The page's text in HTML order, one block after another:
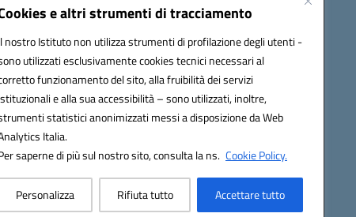
e altri strumenti di tracciamento
nostro Istituto non utilizza strumenti di profilazione degli utenti -
utilizzati esclusivamente cookies tecnici necessari al
funzionamento del sito, alla fruibilità dei servizi
e alla sua accessibilità – sono utilizzati, inoltre,
statistici anonimizzati messi a disposizione da Web
Italia.
saperne di più sul nostro sito, consulta la ns. Cookie Policy.
Personalizza Rifiuta tutto Accettare tutto